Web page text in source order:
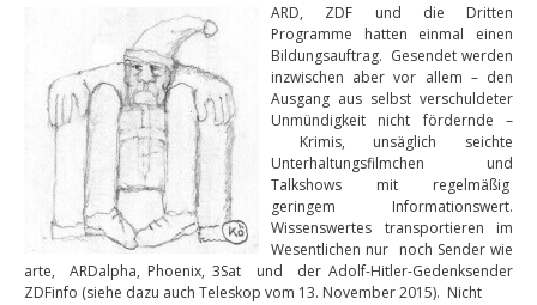
ARD, ZDF und die Dritten
Programme hatten einmal einen
Bildungsauftrag. Gesendet werden
inzwischen aber vor allem – den
Ausgang aus selbst verschuldeter
Unmündigkeit nicht fördernde –
Krimis, unsäglich seichte
Unterhaltungsfilmchen und
Talkshows mit regelmäßig
geringem Informationswert.
Wissenswertes transportieren im
Wesentlichen nur noch Sender wie
arte, ARDalpha, Phoenix, 3Sat und der Adolf-Hitler-Gedenksender
ZDFinfo (siehe dazu auch Teleskop vom 13. November 2015). Nicht